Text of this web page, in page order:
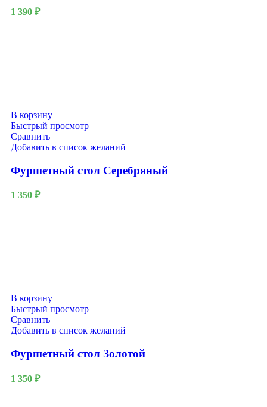
1 390 ₽
В корзину
Быстрый просмотр
Сравнить
Добавить в список желаний
Фуршетный стол Серебряный
1 350 ₽
В корзину
Быстрый просмотр
Сравнить
Добавить в список желаний
Фуршетный стол Золотой
1 350 ₽